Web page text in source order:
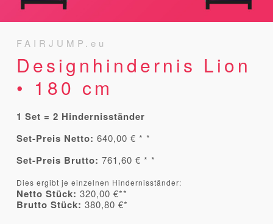
FAIRJUMP.eu
Designhindernis Lion
• 180 cm
1 Set = 2 Hindernisständer
Set-Preis Netto: 640,00 € * *
Set-Preis Brutto: 761,60 € * *
Dies ergibt je einzelnen Hindernisständer:
Netto Stück: 320,00 €**
Brutto Stück: 380,80 €*